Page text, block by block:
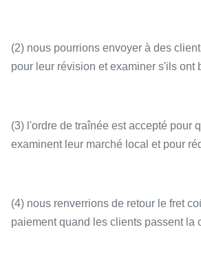
(2) nous pourrions envoyer à des
pour leur révision et examiner s'ils ont
(3) l'ordre de traînée est accepté pour
examinent leur marché local et pour
(4) nous renverrions de retour le fret
paiement quand les clients passent la